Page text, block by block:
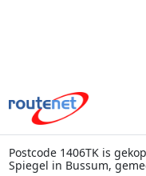
Postcode 1406TK is
Spiegel in Bussum,